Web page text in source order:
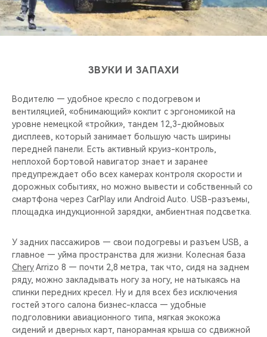
ЗВУКИ И ЗАПАХИ
Водителю — удобное кресло с подогревом и
вентиляцией, «обнимающий» кокпит с эргономикой на
уровне немецкой «тройки», тандем 12,3-дюймовых
дисплеев, который занимает большую часть ширины
передней панели. Есть активный круиз-контроль,
неплохой бортовой навигатор знает и заранее
предупреждает обо всех камерах контроля скорости и
дорожных событиях, но можно вывести и собственный со
смартфона через CarPlay или Android Auto. USB-разъемы,
площадка индукционной зарядки, амбиентная подсветка.
У задних пассажиров — свои подогревы и разъем USB, а
главное — уйма пространства для жизни. Колесная база
CheryArrizo 8 — почти 2,8 метра, так что, сидя на заднем
ряду, можно закладывать ногу за ногу, не натыкаясь на
спинки передних кресел. Ну и для всех без исключения
гостей этого салона бизнес-класса — удобные
подголовники авиационного типа, мягкая экокожа
сидений и дверных карт, панорамная крыша со сдвижной